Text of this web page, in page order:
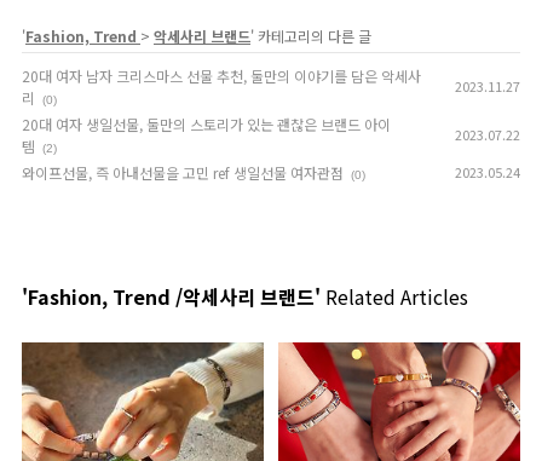
'Fashion, Trend > 악세사리 브랜드' 카테고리의 다른 글
20대 여자 남자 크리스마스 선물 추천, 둘만의 이야기를 담은 악세사
리
(0)
2023.11.27
20대 여자 생일선물, 둘만의 스토리가 있는 괜찮은 브랜드 아이
템
(2)
2023.07.22
와이프선물, 즉 아내선물을 고민 ref 생일선물 여자관점 (0) 2023.05.24
'Fashion, Trend /악세사리 브랜드' Related Articles